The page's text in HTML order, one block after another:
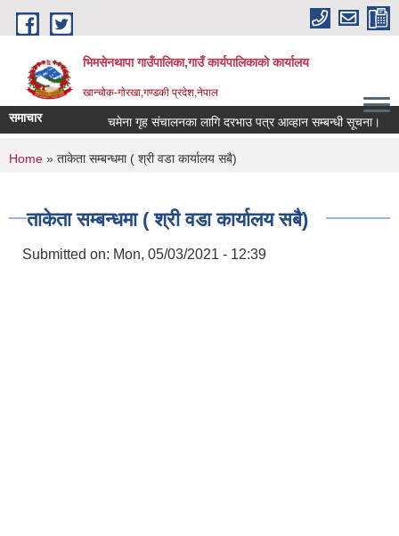
Skip to main content
भिमसेनथापा गाउँपालिका,गाउँ कार्यपालिकाकाे कार्यालय
खान्चोक-गाेरखा,गण्डकी प्रदेश,नेपाल
समाचार चमेना गृह संचालनका लागि दरभाउ पत्र आव्हान सम्बन्धी सूचना।
You are here
Home » ताकेता सम्बन्धमा ( श्री वडा कार्यालय सबै)
ताकेता सम्बन्धमा ( श्री वडा कार्यालय सबै)
Submitted on: Mon, 05/03/2021 - 12:39